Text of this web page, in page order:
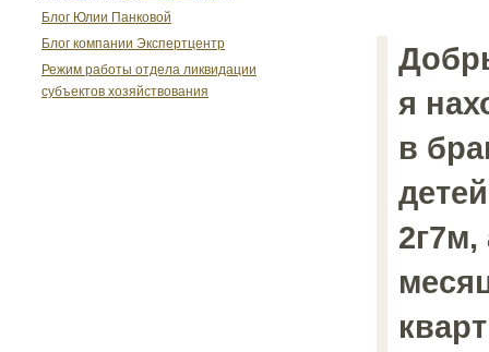
Блог Юлии Панковой
Блог компании Экспертцентр
Режим работы отдела ликвидации
субъектов хозяйствования
я
в